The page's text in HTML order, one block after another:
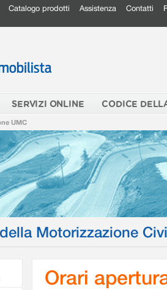
Catalogo prodotti Assistenza Contatti
SERVIZI ONLINE CODICE
UMC
Motorizzazione
Orari